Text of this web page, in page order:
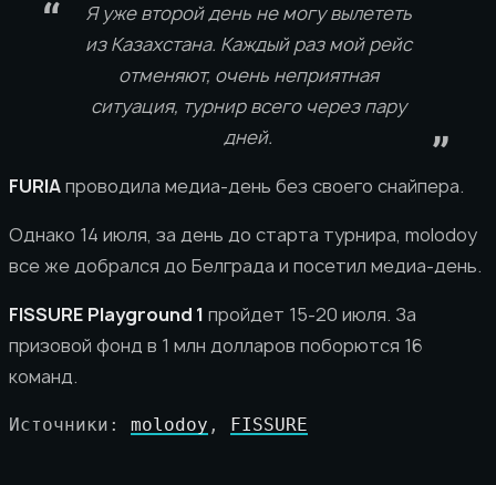
Я уже второй день не могу вылететь
из Казахстана. Каждый раз мой рейс
отменяют, очень неприятная
ситуация, турнир всего через пару
дней.
FURIAпроводила медиа-день без своего снайпера.
Однако 14 июля, за день до старта турнира, molodoy
все же добрался до Белграда и посетил медиа-день.
FISSURE Playground 1 пройдет 15-20 июля. За
призовой фонд в 1 млн долларов поборются 16
команд.
Источники: molodoy , FISSURE